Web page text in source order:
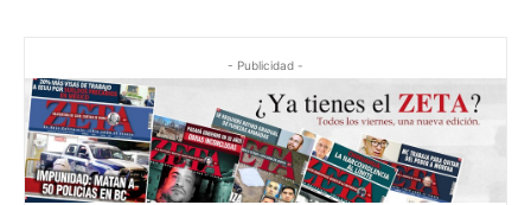
- Publicidad -